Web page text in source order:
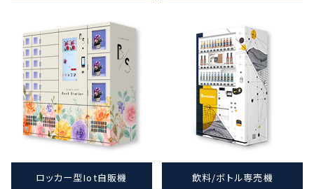
ロッカー型Iot自販機 飲料/ボトル専売機